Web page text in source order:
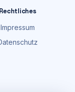
Rechtliches
Impressum